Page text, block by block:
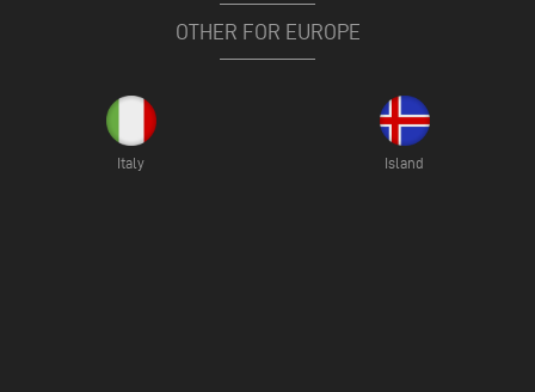
OTHER FOR EUROPE
Italy Island